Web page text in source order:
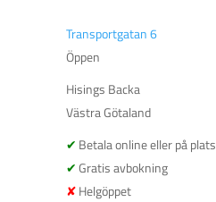
Transportgatan 6
Öppen
Hisings Backa
Västra Götaland
Betala online eller på plats
Gratis avbokning
Helgöppet